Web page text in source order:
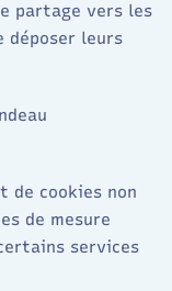
partage vers les
déposer leurs
de cookies non
de mesure
services